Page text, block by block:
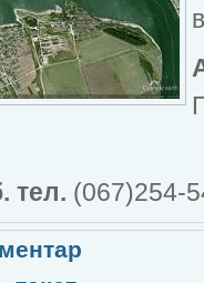
тел. (067)254-